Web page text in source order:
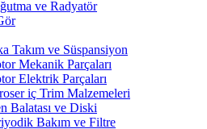
ve Radyatör
Takım ve Süspansiyon
Mekanik Parçaları
Elektrik Parçaları
iç Trim Malzemeleri
Balatası ve Diski
Bakım ve Filtre